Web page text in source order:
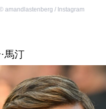
amandlastenberg / Instagram
馬汀